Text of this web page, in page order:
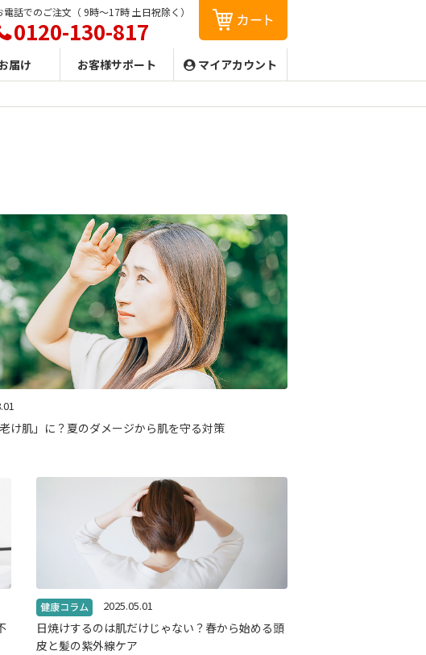
電話でのご注文（ 9時〜17時 土日祝除く）
0120-130-817
届け お客様サポート マイアカウント
け肌」に？夏のダメージから肌を守る対策
2025.05.01
日焼けするのは肌だけじゃない？春から始める頭
皮と髪の紫外線ケア